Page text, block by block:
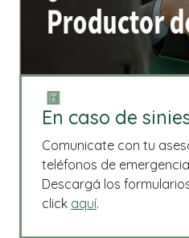
En caso de
Comunicate con tu
teléfonos de
Descargá los
click aquí.